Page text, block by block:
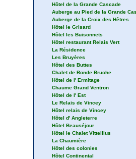
Hôtel de la Grande Cascade
Auberge au Pied de la Grande
Auberge de la Croix des Hêtres
Hôtel le Grisard
Hôtel les Buisonnets
Hôtel restaurant Relais Vert
La Résidence
Les Bruyères
Hôtel des Buttes
Chalet de Ronde Bruche
Hôtel de l' Ermitage
Chaume Grand Ventron
Hôtel de l' Est
Le Relais de Vincey
Hôtel relais de Vincey
Hôtel d' Angleterre
Hôtel Beauséjour
Hôtel le Chalet Vittellius
La Chaumière
Hôtel des colonies
Hôtel Continental